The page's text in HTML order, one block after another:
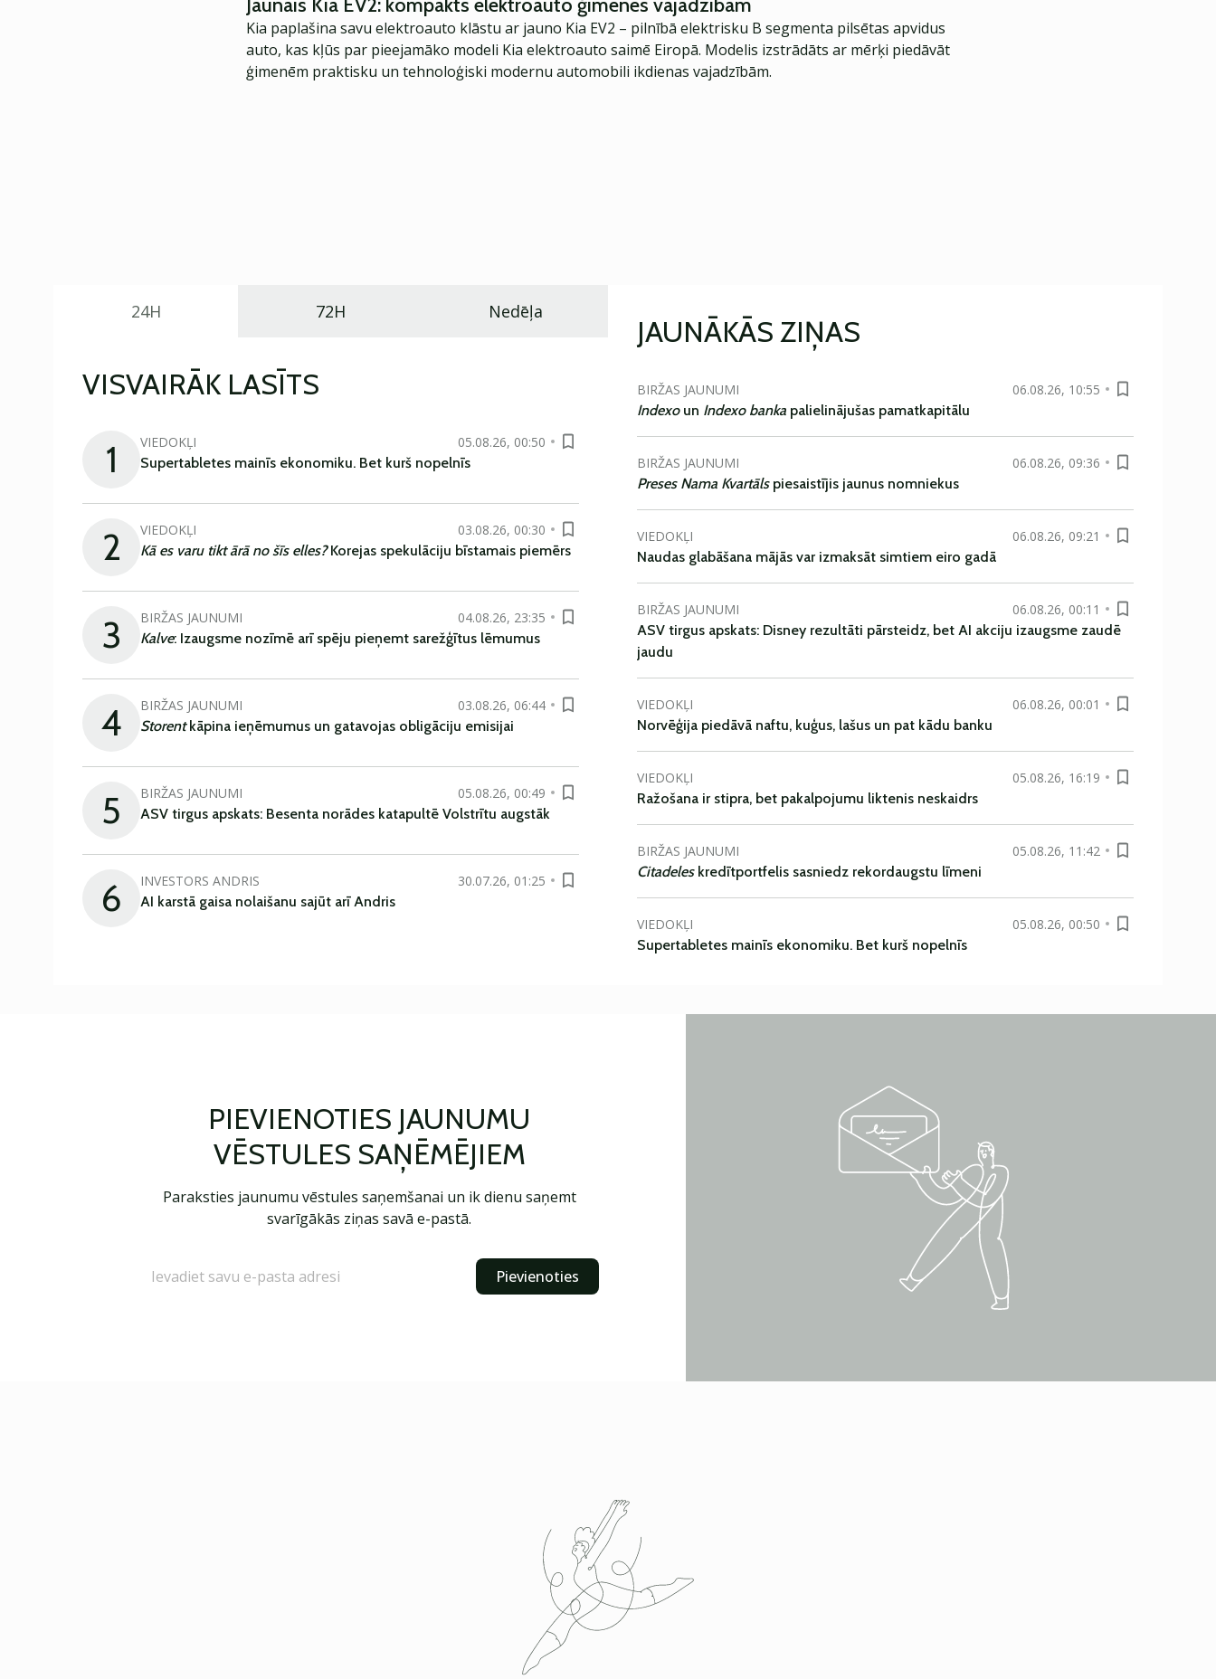
Jaunais Kia EV2: kompakts elektroauto ģimenes vajadzībām
Kia paplašina savu elektroauto klāstu ar jauno Kia EV2 – pilnībā elektrisku B segmenta pilsētas apvidus
auto, kas kļūs par pieejamāko modeli Kia elektroauto saimē Eiropā. Modelis izstrādāts ar mērķi piedāvāt
ģimenēm praktisku un tehnoloģiski modernu automobili ikdienas vajadzībām.
24H 72H Nedēļa
VISVAIRĀK LASĪTS
1 VIEDOKĻI
05.08.26, 00:50
Supertabletes mainīs ekonomiku. Bet kurš nopelnīs
2 VIEDOKĻI
03.08.26, 00:30
Kā es varu tikt ārā no šīs elles?Korejas spekulāciju bīstamais piemērs
3 BIRŽAS JAUNUMI
04.08.26, 23:35
Kalve: Izaugsme nozīmē arī spēju pieņemt sarežģītus lēmumus
4 BIRŽAS JAUNUMI
03.08.26, 06:44
Storentkāpina ieņēmumus un gatavojas obligāciju emisijai
5 BIRŽAS JAUNUMI
05.08.26, 00:49
ASV tirgus apskats: Besenta norādes katapultē Volstrītu augstāk
6 INVESTORS ANDRIS
30.07.26, 01:25
AI karstā gaisa nolaišanu sajūt arī Andris
JAUNĀKĀS ZIŅAS
BIRŽAS JAUNUMI
06.08.26, 10:55
Indexoun Indexo banka palielinājušas pamatkapitālu
BIRŽAS JAUNUMI
06.08.26, 09:36
Preses Nama Kvartāls piesaistījis jaunus nomniekus
VIEDOKĻI
06.08.26, 09:21
Naudas glabāšana mājās var izmaksāt simtiem eiro gadā
BIRŽAS JAUNUMI
06.08.26, 00:11
ASV tirgus apskats: Disney rezultāti pārsteidz, bet AI akciju izaugsme zaudē
jaudu
VIEDOKĻI
06.08.26, 00:01
Norvēģija piedāvā naftu, kuģus, lašus un pat kādu banku
VIEDOKĻI
05.08.26, 16:19
Ražošana ir stipra, bet pakalpojumu liktenis neskaidrs
BIRŽAS JAUNUMI
05.08.26, 11:42
Citadeleskredītportfelis sasniedz rekordaugstu līmeni
VIEDOKĻI
05.08.26, 00:50
Supertabletes mainīs ekonomiku. Bet kurš nopelnīs
PIEVIENOTIES JAUNUMU
VĒSTULES SAŅĒMĒJIEM
Paraksties jaunumu vēstules saņemšanai un ik dienu saņemt
svarīgākās ziņas savā e-pastā.
Pievienoties